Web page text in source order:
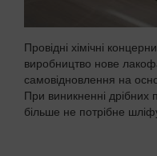
Провідні хімічні
виробництво нове
самовідновлення на
При виникненні дрібних
більше не потрібне